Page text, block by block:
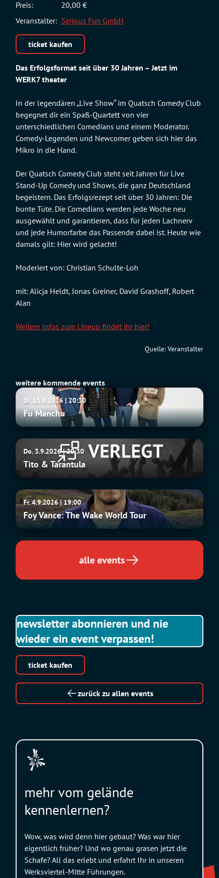
Das Erfolgsformat seit über 30 Jahren – Jetzt im
WERK7 theater
In der legendären „Live Show“ im Quatsch Comedy Club
begegnet dir ein Spaß-Quartett von vier
unterschiedlichen Comedians und einem Moderator.
Comedy-Legenden und Newcomer geben sich hier das
Mikro in die Hand.
Der Quatsch Comedy Club steht seit Jahren für Live
Stand-Up Comedy und Shows, die ganz Deutschland
begeistern. Das Erfolgsrezept seit über 30 Jahren: Die
bunte Tüte. Die Comedians werden jede Woche neu
ausgewählt und garantieren, dass für jeden Lachnerv
und jede Humorfarbe das Passende dabei ist. Heute wie
damals gilt: Hier wird gelacht!
Moderiert von: Christian Schulte-Loh
mit: Alicja Heldt, Jonas Greiner, David Grashoff, Robert
Alan
Weitere Infos zum Lineup findet ihr hier!
Quelle: Veranstalter
weitere kommende events
Fu
Manchu
Di. 11.8.2026 | 20:30
Fu Manchu
Tito
Tarantula
Do. 3.9.2026 | 20:30
Tito & Tarantula
Foy
Vance:
The
Wake
World
Fr. 4.9.2026 | 19:00
Foy Vance: The Wake World Tour
alle events
newsletter abonnieren und nie
wieder ein event verpassen!
ticket kaufen
zurück zu allen events
Preis:
20,00 €
Veranstalter: Serious Fun GmbH
ticket kaufen
mehr vom gelände
kennenlernen?
Wow, was wird denn hier gebaut? Was war hier
eigentlich früher? Und wo genau grasen jetzt die
Schafe? All das erlebt und erfahrt Ihr in unseren
Werksviertel-Mitte Führungen.